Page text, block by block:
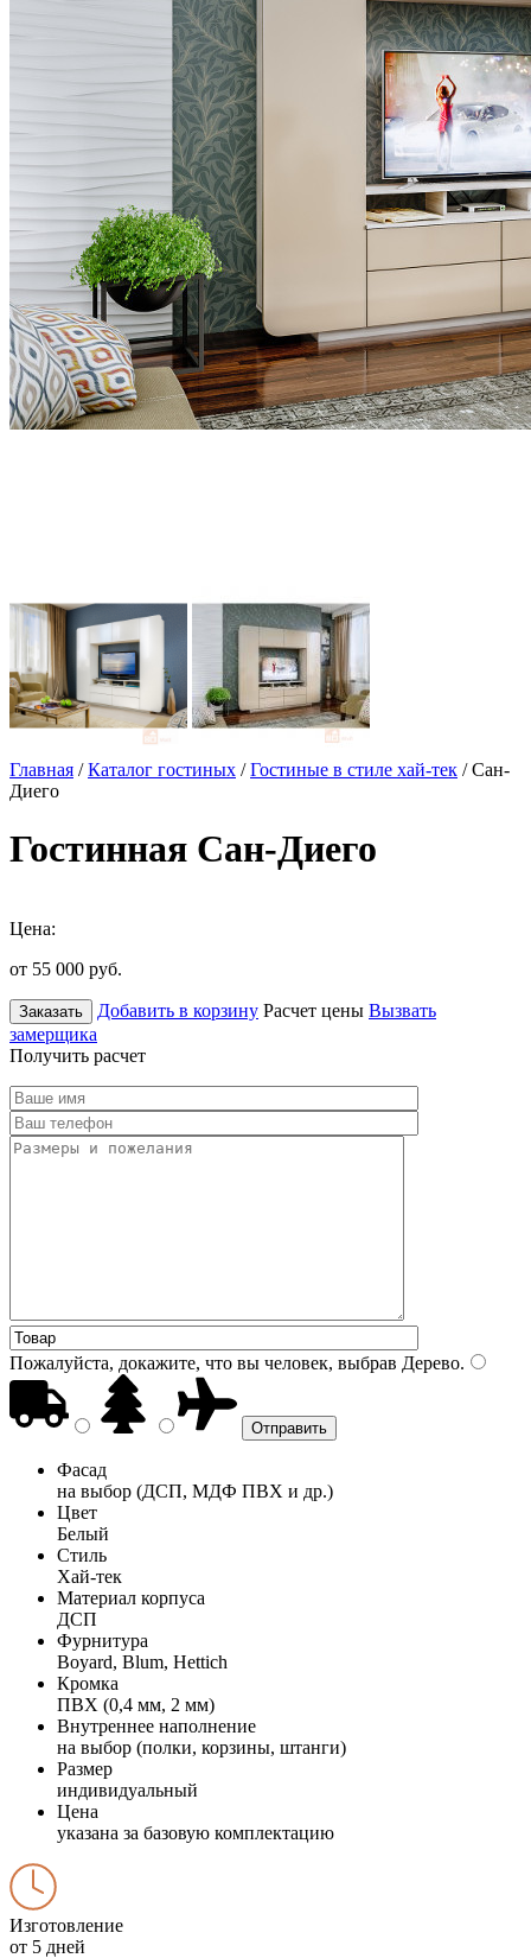
Главная /Каталог гостиных /Гостиные в стиле хай-тек / Сан-
Диего
Гостинная Сан-Диего
Цена:
от 55 000 руб.
Заказать Добавить в корзину Расчет цены Вызвать
замерщика
Получить расчет
Пожалуйста, докажите, что вы человек, выбрав Дерево.
Фасад
на выбор (ДСП, МДФ ПВХ и др.)
Цвет
Белый
Стиль
Хай-тек
Материал корпуса
ДСП
Фурнитура
Boyard, Blum, Hettich
Кромка
ПВХ (0,4 мм, 2 мм)
Внутреннее наполнение
на выбор (полки, корзины, штанги)
Размер
индивидуальный
Цена
указана за базовую комплектацию
Изготовление
от 5 дней